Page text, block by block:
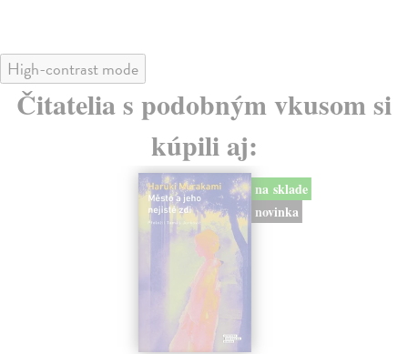
High-contrast mode
Čitatelia s podobným vkusom si
kúpili aj:
na sklade
novinka